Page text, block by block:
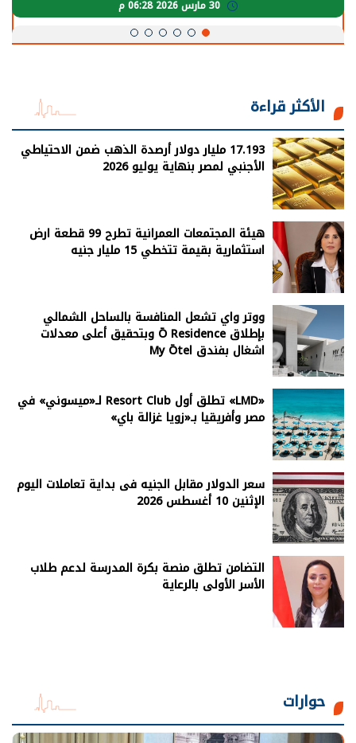
الأكثر قراءة
17.193 مليار دولار أرصدة الذهب ضمن الاحتياطي
الأجنبي لمصر بنهاية يوليو 2026
هيئة المجتمعات العمرانية تطرح 99 قطعة ارض
استثمارية بقيمة تتخطي 15 مليار جنيه
ووتر واي تشعل المنافسة بالساحل الشمالي
بإطلاق Ō Residence وبتحقيق أعلى معدلات
اشغال بفندق My Ōtel
«LMD» تطلق أول Resort Club لـ«ميسوني» في
مصر وأفريقيا بـ«زويا غزالة باي»
سعر الدولار مقابل الجنيه فى بداية تعاملات اليوم
الإثنين 10 أغسطس 2026
التضامن تطلق منصة بكرة المدرسة لدعم طلاب
الأسر الأولى بالرعاية
حوارات